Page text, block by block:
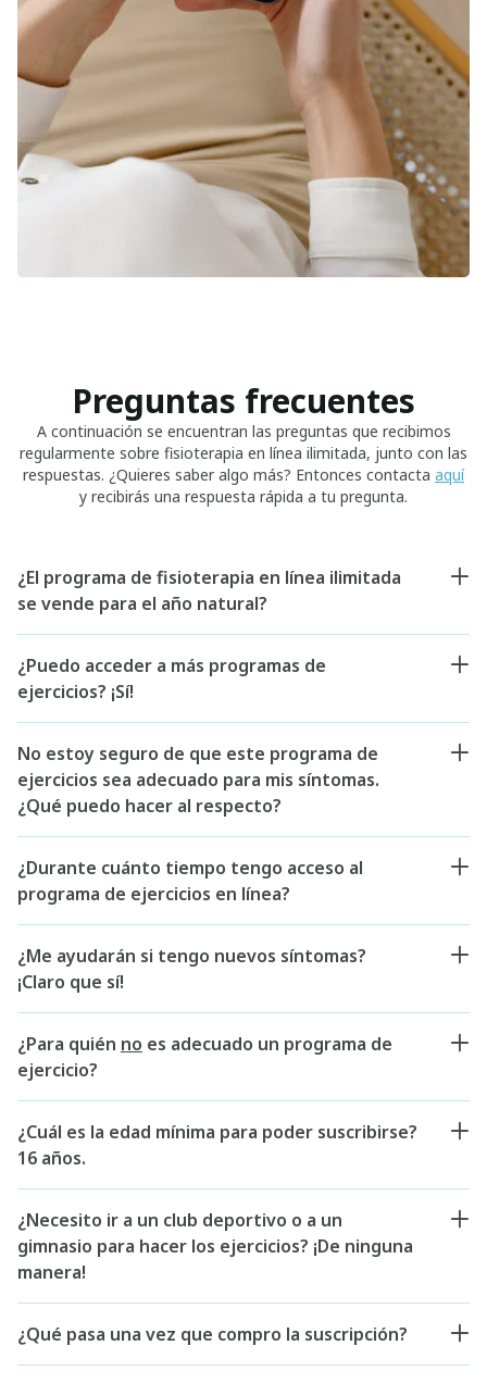
Preguntas frecuentes
A continuación se encuentran las preguntas que recibimos
regularmente sobre fisioterapia en línea ilimitada, junto con las
respuestas. ¿Quieres saber algo más? Entonces contacta aquí
y recibirás una respuesta rápida a tu pregunta.
¿El programa de fisioterapia en línea ilimitada
se vende para el año natural?
¿Puedo acceder a más programas de
ejercicios? ¡Sí!
No estoy seguro de que este programa de
ejercicios sea adecuado para mis síntomas.
¿Qué puedo hacer al respecto?
¿Durante cuánto tiempo tengo acceso al
programa de ejercicios en línea?
¿Me ayudarán si tengo nuevos síntomas?
¡Claro que sí!
¿Para quién no es adecuado un programa de
ejercicio?
¿Cuál es la edad mínima para poder suscribirse?
16 años.
¿Necesito ir a un club deportivo o a un
gimnasio para hacer los ejercicios? ¡De ninguna
manera!
¿Qué pasa una vez que compro la suscripción?